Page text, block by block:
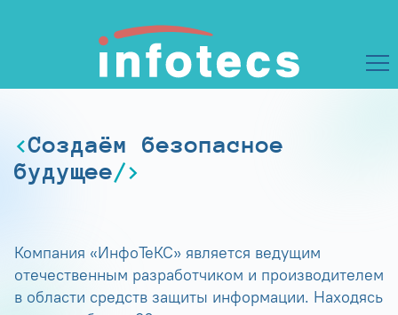
Создаём безопасное
будущее
Компания «ИнфоТеКС» является ведущим
отечественным разработчиком и производителем
в области средств защиты информации. Находясь